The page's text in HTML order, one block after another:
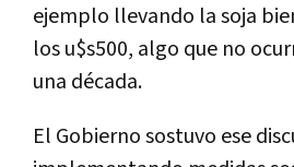
ejemplo llevando la soja
los u$s500, algo que no
una década.
El Gobierno sostuvo ese